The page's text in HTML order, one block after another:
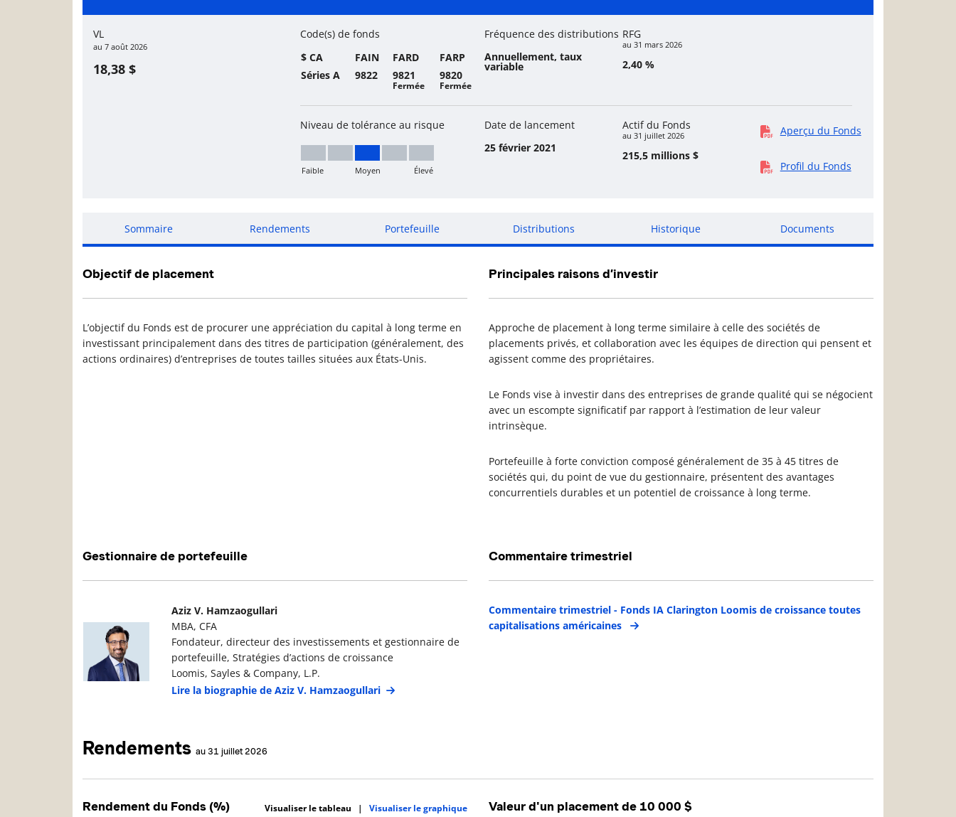
Page d'informations sur le fonds
VL
au 7 août 2026
18,38 $
Code(s) de fonds
$ CA
FAIN FARD
FARP
Séries A
9822 9821
Fermée
9820
Fermée
Fréquence des distributions
Annuellement, taux
variable
RFG
au 31 mars 2026
2,40 %
Niveau de tolérance au risque
Moyen
Faible Moyen Élevé
Date de lancement
25 février 2021
Actif du Fonds
au 31 juillet 2026
215,5 millions $
Aperçu du Fonds
Profil du Fonds
Sommaire Rendements Portefeuille Distributions Historique Documents
Objectif de placement
L’objectif du Fonds est de procurer une appréciation du capital à long terme en
investissant principalement dans des titres de participation (généralement, des
actions ordinaires) d’entreprises de toutes tailles situées aux États-Unis.
Principales raisons d’investir
Approche de placement à long terme similaire à celle des sociétés de
placements privés, et collaboration avec les équipes de direction qui pensent et
agissent comme des propriétaires.
Le Fonds vise à investir dans des entreprises de grande qualité qui se négocient
avec un escompte significatif par rapport à l’estimation de leur valeur
intrinsèque.
Portefeuille à forte conviction composé généralement de 35 à 45 titres de
sociétés qui, du point de vue du gestionnaire, présentent des avantages
concurrentiels durables et un potentiel de croissance à long terme.
Gestionnaire de portefeuille
Photo du gestionnaire de portefeuille Détails du gestionnaire de portefeuille
Aziz V. Hamzaogullari
MBA, CFA
Fondateur, directeur des investissements et gestionnaire de
portefeuille, Stratégies d’actions de croissance
Loomis, Sayles & Company, L.P.
Lire la biographie de Aziz V. Hamzaogullari
Commentaire trimestriel
Commentaire trimestriel - Fonds IA Clarington Loomis de croissance toutes
capitalisations américaines
Rendements au 31 juillet 2026
Rendement du Fonds (%) Visualiser le tableau | Visualiser le graphique Valeur d'un placement de 10 000 $